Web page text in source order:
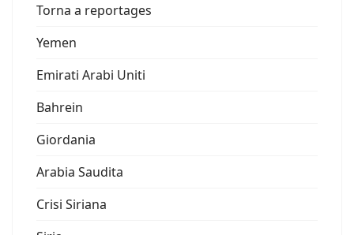
Torna a reportages
Yemen
Emirati Arabi Uniti
Bahrein
Giordania
Arabia Saudita
Crisi Siriana